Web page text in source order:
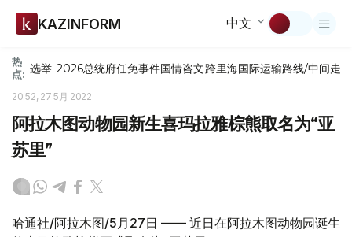
KAZINFORM 中文
热
点: 选举-2026总统府任免事件国情咨文跨里海国际运输路线/中间走廊
20:52, 27 5月 2022
阿拉木图动物园新生喜玛拉雅棕熊取名为“亚
苏里”
哈通社/阿拉木图/5月27日 —— 近日在阿拉木图动物园诞生